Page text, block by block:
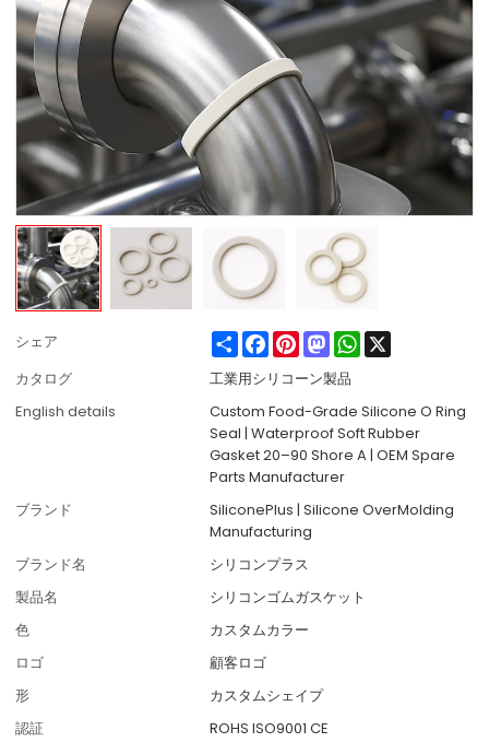
シェア ShareFacebook
PinterestMastodonWhatsApp
カタログ
工業用シリコーン製品
English details
Custom Food-Grade Silicone O Ring
Seal | Waterproof Soft Rubber
Gasket 20–90 Shore A | OEM Spare
Parts Manufacturer
ブランド
SiliconePlus | Silicone OverMolding
Manufacturing
ブランド名
シリコンプラス
製品名
シリコンゴムガスケット
色
カスタムカラー
ロゴ
顧客ロゴ
形
カスタムシェイプ
認証
ROHS ISO9001 CE